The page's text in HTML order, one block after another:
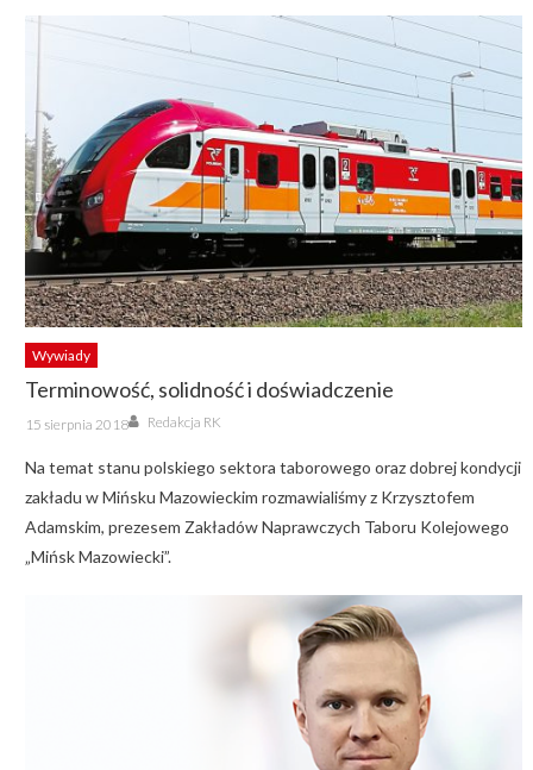
Wywiady
Terminowość, solidność i doświadczenie
Posted
on
15 sierpnia 2018 Author
Redakcja RK
Na temat stanu polskiego sektora taborowego oraz dobrej kondycji
zakładu w Mińsku Mazowieckim rozmawialiśmy z Krzysztofem
Adamskim, prezesem Zakładów Naprawczych Taboru Kolejowego
„Mińsk Mazowiecki”.